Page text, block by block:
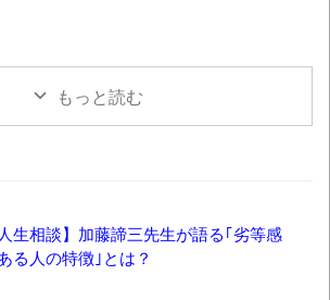
もっと読む
人生相談】加藤諦三先生が語る｢劣等感
る人の特徴｣とは？